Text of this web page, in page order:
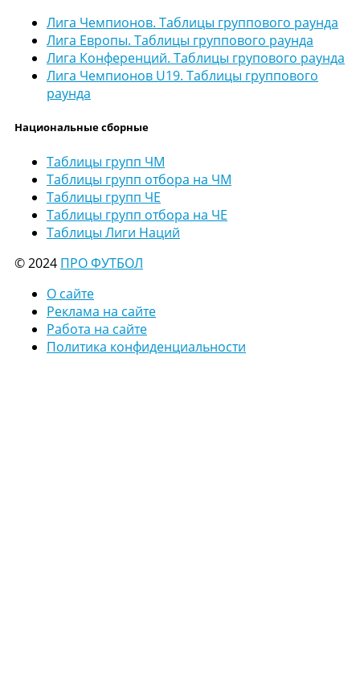
Лига Чемпионов. Таблицы группового раунда
Лига Европы. Таблицы группового раунда
Лига Конференций. Таблицы групового раунда
Лига Чемпионов U19. Таблицы группового
раунда
Национальные сборные
Таблицы групп ЧМ
Таблицы групп отбора на ЧМ
Таблицы групп ЧЕ
Таблицы групп отбора на ЧЕ
Таблицы Лиги Наций
© 2024 ПРО ФУТБОЛ
О сайте
Реклама на сайте
Работа на сайте
Политика конфиденциальности